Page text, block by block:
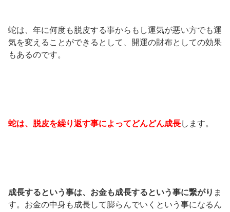
蛇は、年に何度も脱皮する事からもし運気が悪い方でも運
気を変えることができるとして、開運の財布としての効果
もあるのです。
蛇は、脱皮を繰り返す事によってどんどん成長します。
成長するという事は、お金も成長するという事に繋がり ま
す。お金の中身も成長して膨らんでいくという事になるん